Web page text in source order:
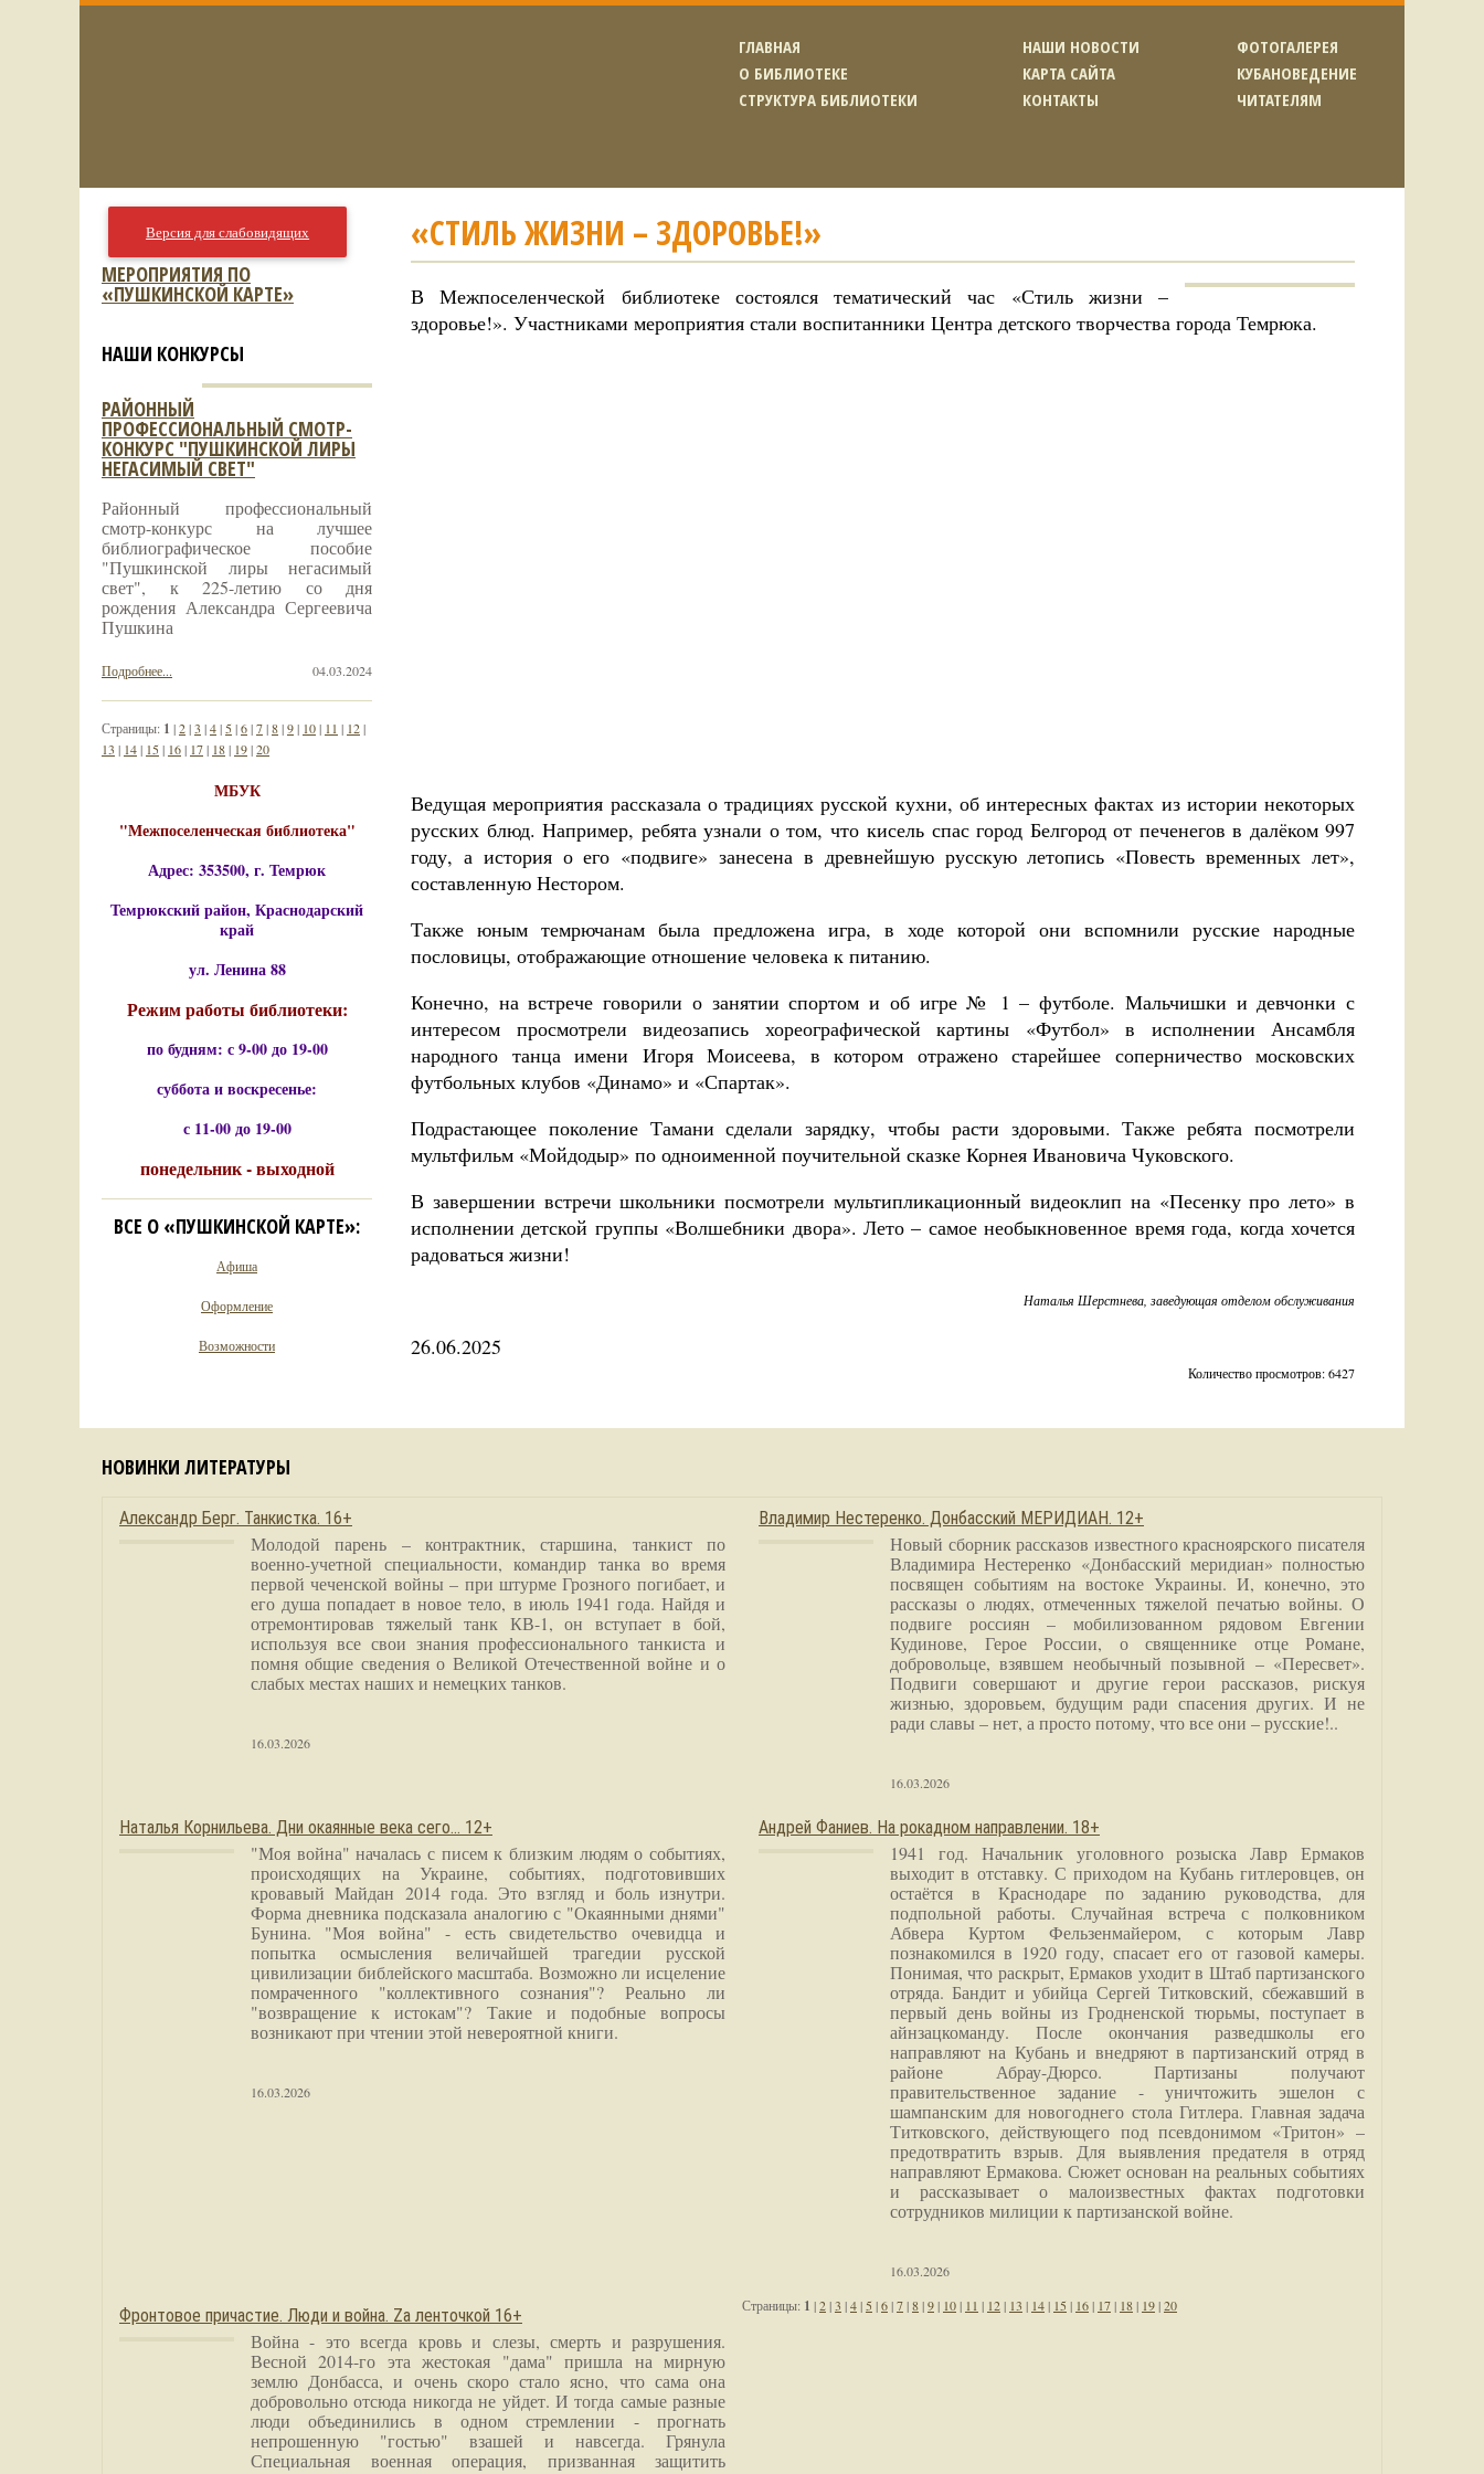
ГЛАВНАЯ
О БИБЛИОТЕКЕ
СТРУКТУРА БИБЛИОТЕКИ
НАШИ НОВОСТИ
КАРТА САЙТА
КОНТАКТЫ
ФОТОГАЛЕРЕЯ
КУБАНОВЕДЕНИЕ
ЧИТАТЕЛЯМ
«СТИЛЬ ЖИЗНИ – ЗДОРОВЬЕ!»
В Межпоселенческой библиотеке состоялся тематический час «Стиль жизни –
здоровье!». Участниками мероприятия стали воспитанники Центра детского творчества города Темрюка.
Ведущая мероприятия рассказала о традициях русской кухни, об интересных фактах из истории некоторых
русских блюд. Например, ребята узнали о том, что кисель спас город Белгород от печенегов в далёком 997
году, а история о его «подвиге» занесена в древнейшую русскую летопись «Повесть временных лет»,
составленную Нестором.
Также юным темрючанам была предложена игра, в ходе которой они вспомнили русские народные
пословицы, отображающие отношение человека к питанию.
Конечно, на встрече говорили о занятии спортом и об игре № 1 – футболе. Мальчишки и девчонки с
интересом просмотрели видеозапись хореографической картины «Футбол» в исполнении Ансамбля
народного танца имени Игоря Моисеева, в котором отражено старейшее соперничество московских
футбольных клубов «Динамо» и «Спартак».
Подрастающее поколение Тамани сделали зарядку, чтобы расти здоровыми. Также ребята посмотрели
мультфильм «Мойдодыр» по одноименной поучительной сказке Корнея Ивановича Чуковского.
В завершении встречи школьники посмотрели мультипликационный видеоклип на «Песенку про лето» в
исполнении детской группы «Волшебники двора». Лето – самое необыкновенное время года, когда хочется
радоваться жизни!
Наталья Шерстнева, заведующая отделом обслуживания
26.06.2025
Количество просмотров: 6427
Версия для слабовидящих
МЕРОПРИЯТИЯ ПО
«ПУШКИНСКОЙ КАРТЕ»
НАШИ КОНКУРСЫ
РАЙОННЫЙ
ПРОФЕССИОНАЛЬНЫЙ СМОТР-
КОНКУРС "ПУШКИНСКОЙ ЛИРЫ
НЕГАСИМЫЙ СВЕТ"
Районный профессиональный
смотр-конкурс на лучшее
библиографическое пособие
"Пушкинской лиры негасимый
свет", к 225-летию со дня
рождения Александра Сергеевича
Пушкина
04.03.2024
Подробнее...
Страницы: 1 |2|3 |4| 5|6|7|8|9| 10| 11 | 12|
13 | 14| 15| 16| 17| 18| 19|20
МБУК
"Межпоселенческая библиотека"
Адрес: 353500, г. Темрюк
Темрюкский район, Краснодарский
край
ул. Ленина 88
Режим работы библиотеки:
по будням: с 9-00 до 19-00
суббота и воскресенье:
с 11-00 до 19-00
понедельник - выходной
ВСЕ О «ПУШКИНСКОЙ КАРТЕ»:
Афиша
Оформление
Возможности
НОВИНКИ ЛИТЕРАТУРЫ
Александр Берг. Танкистка. 16+
Молодой парень – контрактник, старшина, танкист по
военно-учетной специальности, командир танка во время
первой чеченской войны – при штурме Грозного погибает, и
его душа попадает в новое тело, в июль 1941 года. Найдя и
отремонтировав тяжелый танк КВ-1, он вступает в бой,
используя все свои знания профессионального танкиста и
помня общие сведения о Великой Отечественной войне и о
слабых местах наших и немецких танков.
16.03.2026
Владимир Нестеренко. Донбасский МЕРИДИАН. 12+
Новый сборник рассказов известного красноярского писателя
Владимира Нестеренко «Донбасский меридиан» полностью
посвящен событиям на востоке Украины. И, конечно, это
рассказы о людях, отмеченных тяжелой печатью войны. О
подвиге россиян – мобилизованном рядовом Евгении
Кудинове, Герое России, о священнике отце Романе,
добровольце, взявшем необычный позывной – «Пересвет».
Подвиги совершают и другие герои рассказов, рискуя
жизнью, здоровьем, будущим ради спасения других. И не
ради славы – нет, а просто потому, что все они – русские!..
16.03.2026
Наталья Корнильева. Дни окаянные века сего… 12+
"Моя война" началась с писем к близким людям о событиях,
происходящих на Украине, событиях, подготовивших
кровавый Майдан 2014 года. Это взгляд и боль изнутри.
Форма дневника подсказала аналогию с "Окаянными днями"
Бунина. "Моя война" - есть свидетельство очевидца и
попытка осмысления величайшей трагедии русской
цивилизации библейского масштаба. Возможно ли исцеление
помраченного "коллективного сознания"? Реально ли
"возвращение к истокам"? Такие и подобные вопросы
возникают при чтении этой невероятной книги.
16.03.2026
Андрей Фаниев. На рокадном направлении. 18+
1941 год. Начальник уголовного розыска Лавр Ермаков
выходит в отставку. С приходом на Кубань гитлеровцев, он
остаётся в Краснодаре по заданию руководства, для
подпольной работы. Случайная встреча с полковником
Абвера Куртом Фельзенмайером, с которым Лавр
познакомился в 1920 году, спасает его от газовой камеры.
Понимая, что раскрыт, Ермаков уходит в Штаб партизанского
отряда. Бандит и убийца Сергей Титковский, сбежавший в
первый день войны из Гродненской тюрьмы, поступает в
айнзацкоманду. После окончания разведшколы его
направляют на Кубань и внедряют в партизанский отряд в
районе Абрау-Дюрсо. Партизаны получают
правительственное задание - уничтожить эшелон с
шампанским для новогоднего стола Гитлера. Главная задача
Титковского, действующего под псевдонимом «Тритон» –
предотвратить взрыв. Для выявления предателя в отряд
направляют Ермакова. Сюжет основан на реальных событиях
и рассказывает о малоизвестных фактах подготовки
сотрудников милиции к партизанской войне.
16.03.2026
Фронтовое причастие. Люди и война. Zа ленточкой 16+
Война - это всегда кровь и слезы, смерть и разрушения.
Весной 2014-го эта жестокая "дама" пришла на мирную
землю Донбасса, и очень скоро стало ясно, что сама она
добровольно отсюда никогда не уйдет. И тогда самые разные
люди объединились в одном стремлении - прогнать
непрошенную "гостью" взашей и навсегда. Грянула
Специальная военная операция, призванная защитить
Страницы: 1 |2|3 |4| 5 |6|7|8|9| 10| 11 | 12| 13 | 14| 15 | 16| 17| 18| 19|20